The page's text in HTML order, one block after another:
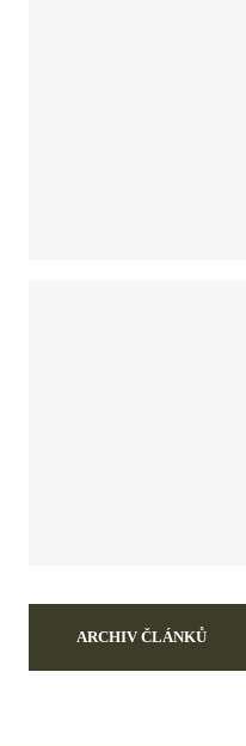
ARCHIV ČLÁNKŮ